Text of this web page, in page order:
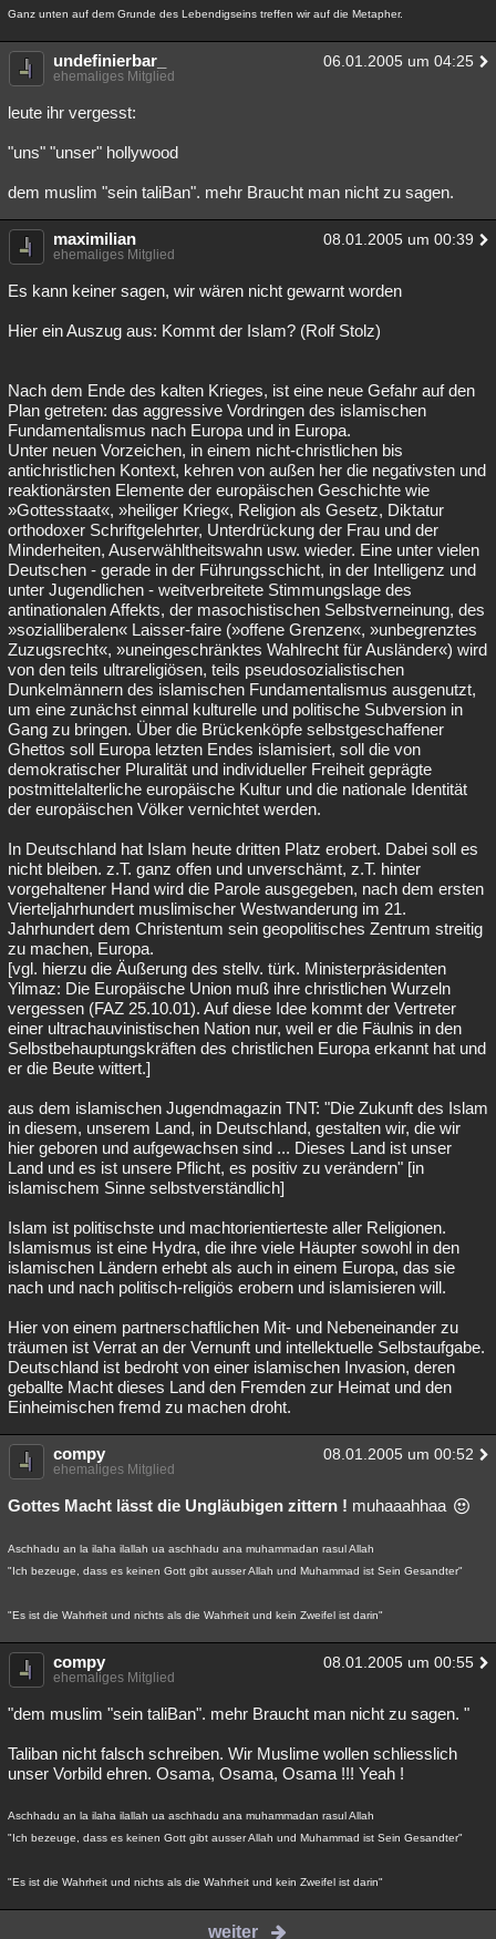
Ganz unten auf dem Grunde des Lebendigseins treffen wir auf die Metapher.
undefinierbar_ 06.01.2005 um 04:25
ehemaliges Mitglied
leute ihr vergesst:
"uns" "unser" hollywood
dem muslim "sein taliBan". mehr Braucht man nicht zu sagen.
maximilian 08.01.2005 um 00:39
ehemaliges Mitglied
Es kann keiner sagen, wir wären nicht gewarnt worden
Hier ein Auszug aus: Kommt der Islam? (Rolf Stolz)
Nach dem Ende des kalten Krieges, ist eine neue Gefahr auf den
Plan getreten: das aggressive Vordringen des islamischen
Fundamentalismus nach Europa und in Europa.
Unter neuen Vorzeichen, in einem nicht-christlichen bis
antichristlichen Kontext, kehren von außen her die negativsten und
reaktionärsten Elemente der europäischen Geschichte wie
»Gottesstaat«, »heiliger Krieg«, Religion als Gesetz, Diktatur
orthodoxer Schriftgelehrter, Unterdrückung der Frau und der
Minderheiten, Auserwähltheitswahn usw. wieder. Eine unter vielen
Deutschen - gerade in der Führungsschicht, in der Intelligenz und
unter Jugendlichen - weitverbreitete Stimmungslage des
antinationalen Affekts, der masochistischen Selbstverneinung, des
»sozialliberalen« Laisser-faire (»offene Grenzen«, »unbegrenztes
Zuzugsrecht«, »uneingeschränktes Wahlrecht für Ausländer«) wird
von den teils ultrareligiösen, teils pseudosozialistischen
Dunkelmännern des islamischen Fundamentalismus ausgenutzt,
um eine zunächst einmal kulturelle und politische Subversion in
Gang zu bringen. Über die Brückenköpfe selbstgeschaffener
Ghettos soll Europa letzten Endes islamisiert, soll die von
demokratischer Pluralität und individueller Freiheit geprägte
postmittelalterliche europäische Kultur und die nationale Identität
der europäischen Völker vernichtet werden.
In Deutschland hat Islam heute dritten Platz erobert. Dabei soll es
nicht bleiben. z.T. ganz offen und unverschämt, z.T. hinter
vorgehaltener Hand wird die Parole ausgegeben, nach dem ersten
Vierteljahrhundert muslimischer Westwanderung im 21.
Jahrhundert dem Christentum sein geopolitisches Zentrum streitig
zu machen, Europa.
[vgl. hierzu die Äußerung des stellv. türk. Ministerpräsidenten
Yilmaz: Die Europäische Union muß ihre christlichen Wurzeln
vergessen (FAZ 25.10.01). Auf diese Idee kommt der Vertreter
einer ultrachauvinistischen Nation nur, weil er die Fäulnis in den
Selbstbehauptungskräften des christlichen Europa erkannt hat und
er die Beute wittert.]
aus dem islamischen Jugendmagazin TNT: "Die Zukunft des Islam
in diesem, unserem Land, in Deutschland, gestalten wir, die wir
hier geboren und aufgewachsen sind ... Dieses Land ist unser
Land und es ist unsere Pflicht, es positiv zu verändern" [in
islamischem Sinne selbstverständlich]
Islam ist politischste und machtorientierteste aller Religionen.
Islamismus ist eine Hydra, die ihre viele Häupter sowohl in den
islamischen Ländern erhebt als auch in einem Europa, das sie
nach und nach politisch-religiös erobern und islamisieren will.
Hier von einem partnerschaftlichen Mit- und Nebeneinander zu
träumen ist Verrat an der Vernunft und intellektuelle Selbstaufgabe.
Deutschland ist bedroht von einer islamischen Invasion, deren
geballte Macht dieses Land den Fremden zur Heimat und den
Einheimischen fremd zu machen droht.
compy 08.01.2005 um 00:52
ehemaliges Mitglied
Gottes Macht lässt die Ungläubigen zittern ! muhaaahhaa
Aschhadu an la ilaha ilallah ua aschhadu ana muhammadan rasul Allah
"Ich bezeuge, dass es keinen Gott gibt ausser Allah und Muhammad ist Sein Gesandter"
"Es ist die Wahrheit und nichts als die Wahrheit und kein Zweifel ist darin"
compy 08.01.2005 um 00:55
ehemaliges Mitglied
"dem muslim "sein taliBan". mehr Braucht man nicht zu sagen. "
Taliban nicht falsch schreiben. Wir Muslime wollen schliesslich
unser Vorbild ehren. Osama, Osama, Osama !!! Yeah !
Aschhadu an la ilaha ilallah ua aschhadu ana muhammadan rasul Allah
"Ich bezeuge, dass es keinen Gott gibt ausser Allah und Muhammad ist Sein Gesandter"
"Es ist die Wahrheit und nichts als die Wahrheit und kein Zweifel ist darin"
weiter